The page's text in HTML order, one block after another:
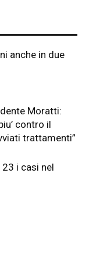
anche in due
Moratti:
contro il
trattamenti”
i casi nel